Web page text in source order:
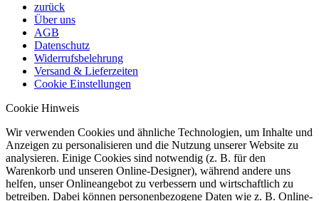
zurück
Über uns
AGB
Datenschutz
Widerrufsbelehrung
Versand & Lieferzeiten
Cookie Einstellungen
Cookie Hinweis
Wir verwenden Cookies und ähnliche Technologien, um Inhalte und
Anzeigen zu personalisieren und die Nutzung unserer Website zu
analysieren. Einige Cookies sind notwendig (z. B. für den
Warenkorb und unseren Online-Designer), während andere uns
helfen, unser Onlineangebot zu verbessern und wirtschaftlich zu
betreiben. Dabei können personenbezogene Daten wie z. B. Online-